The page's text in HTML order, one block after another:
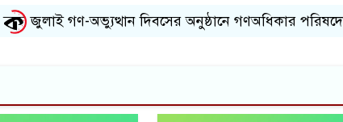
জুলাই গণ-অভ্যুত্থান দিবসের অনুষ্ঠানে গণঅধিকার পরিষদের